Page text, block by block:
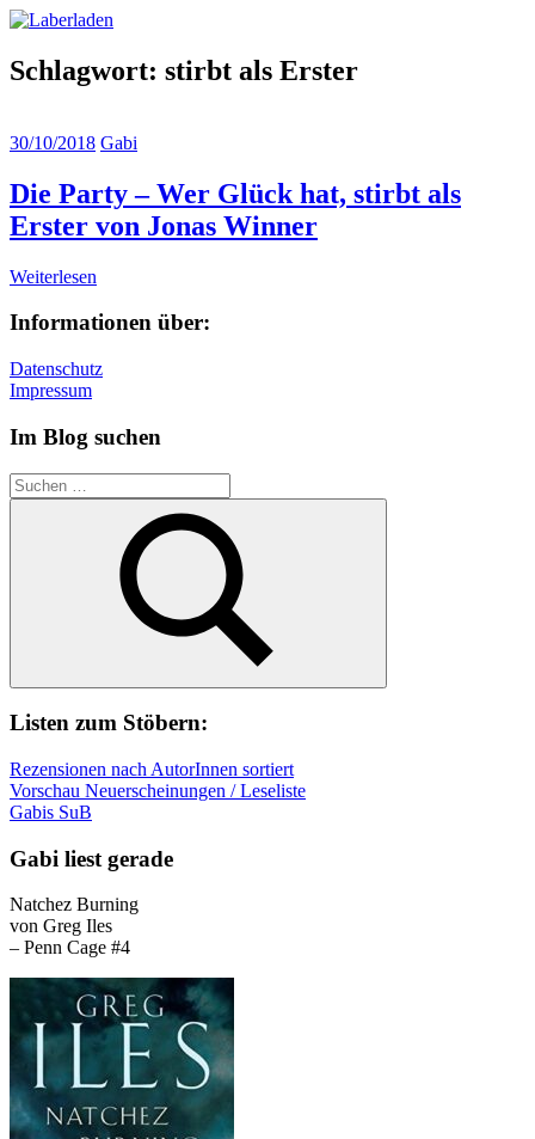
Zum
springen
Schlagwort: stirbt als Erster
30/10/2018 Gabi
Die Party – Wer Glück hat, stirbt als
Erster von Jonas Winner
Weiterlesen
Informationen über:
Datenschutz
Impressum
Im Blog suchen
Suchen
nach:
Suchen
Listen zum Stöbern:
Rezensionen nach AutorInnen sortiert
Vorschau Neuerscheinungen / Leseliste
Gabis SuB
Gabi liest gerade
Natchez Burning
von Greg Iles
– Penn Cage #4